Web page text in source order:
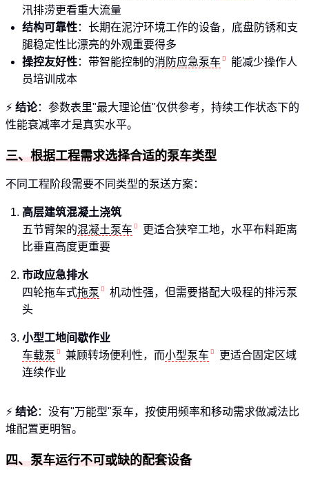
汛排涝更看重大流量
结构可靠性：长期在泥泞环境工作的设备，底盘防锈和支
腿稳定性比漂亮的外观重要得多
操控友好性：带智能控制的消防应急泵车
能减少操作人
员培训成本
⚡ 结论：参数表里"最大理论值"仅供参考，持续工作状态下的
性能衰减率才是真实水平。
三、根据工程需求选择合适的泵车类型
不同工程阶段需要不同类型的泵送方案：
高层建筑混凝土浇筑
五节臂架的混凝土泵车
更适合狭窄工地，水平布料距离
比垂直高度更重要
市政应急排水
四轮拖车式拖泵
机动性强，但需要搭配大吸程的排污泵
头
小型工地间歇作业
车载泵
兼顾转场便利性，而小型泵车
更适合固定区域
连续作业
⚡ 结论：没有"万能型"泵车，按使用频率和移动需求做减法比
堆配置更明智。
四、泵车运行不可或缺的配套设备